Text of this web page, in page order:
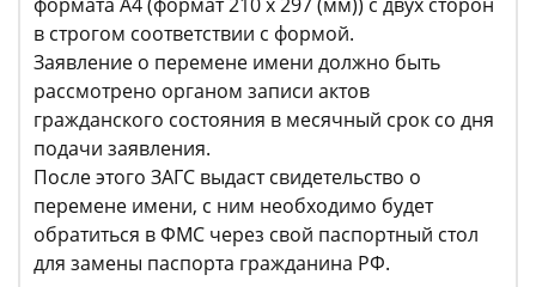
в строгом соответствии с формой.
Заявление о перемене имени должно быть
рассмотрено органом записи актов
гражданского состояния в месячный срок со дня
подачи заявления.
После этого ЗАГС выдаст свидетельство о
перемене имени, с ним необходимо будет
обратиться в ФМС через свой паспортный стол
для замены паспорта гражданина РФ.